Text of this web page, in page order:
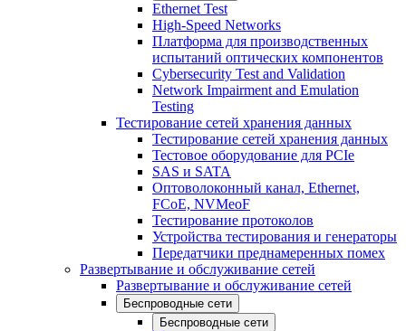
Ethernet Test
High-Speed Networks
Платформа для производственных
испытаний оптических компонентов
Cybersecurity Test and Validation
Network Impairment and Emulation
Testing
Тестирование сетей хранения данных
Тестирование сетей хранения данных
Тестовое оборудование для PCIe
SAS и SATA
Оптоволоконный канал, Ethernet,
FCoE, NVMeoF
Тестирование протоколов
Устройства тестирования и генераторы
Передатчики преднамеренных помех
Развертывание и обслуживание сетей
Развертывание и обслуживание сетей
Беспроводные сети
Беспроводные сети